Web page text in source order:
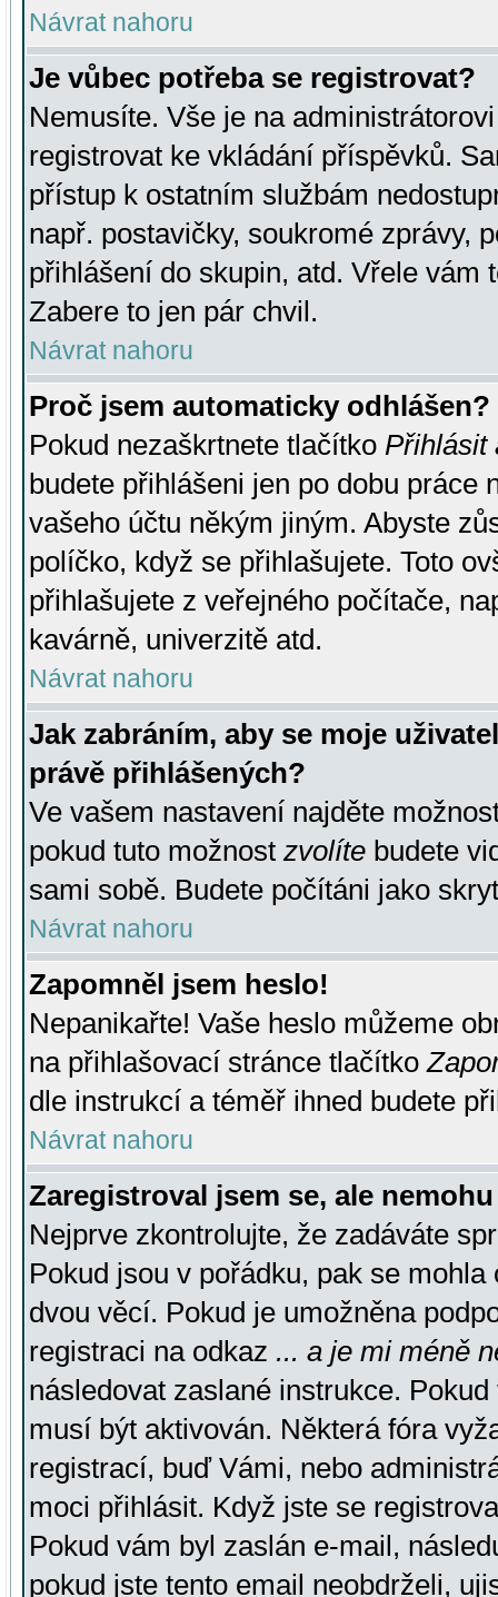
Návrat nahoru
Je vůbec potřeba se registrovat?
Nemusíte. Vše je na
registrovat ke vkládání příspěvků.
přístup k ostatním službám
např. postavičky, soukromé zprávy,
přihlášení do skupin, atd. Vřele vám
Zabere to jen pár chvil.
Návrat nahoru
Proč jsem automaticky odhlášen?
Pokud nezaškrtnete tlačítko Přihlásit
budete přihlášeni jen po dobu práce
vašeho účtu někým jiným. Abyste
políčko, když se přihlašujete. Toto
přihlašujete z veřejného počítače,
kavárně, univerzitě atd.
Návrat nahoru
Jak zabráním, aby se moje
právě přihlášených?
Ve vašem nastavení najděte
pokud tuto možnost zvolíte budete
sami sobě. Budete počítáni jako
Návrat nahoru
Zapomněl jsem heslo!
Nepanikařte! Vaše heslo můžeme
na přihlašovací stránce tlačítko
dle instrukcí a téměř ihned budete
Návrat nahoru
Zaregistroval jsem se, ale
Nejprve zkontrolujte, že zadáváte
Pokud jsou v pořádku, pak se
dvou věcí. Pokud je umožněna
registraci na odkaz ... a je mi méně
následovat zaslané instrukce.
musí být aktivován. Některá fóra
registrací, buď Vámi, nebo
moci přihlásit. Když jste se
Pokud vám byl zaslán e-mail,
pokud jste tento email neobdrželi,